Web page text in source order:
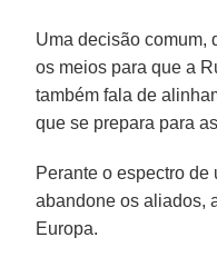
Uma decisão comum,
os meios para que a
também fala de
que se prepara para
Perante o espectro de
abandone os aliados,
Europa.